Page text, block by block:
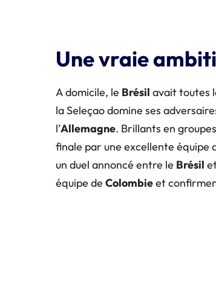
Une vraie
A domicile, le Brésil avait toutes
la Seleçao domine ses
l’Allemagne. Brillants en
finale par une excellente équipe
un duel annoncé entre le Brésil
équipe de Colombieet